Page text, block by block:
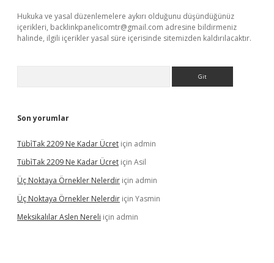
Hukuka ve yasal düzenlemelere aykırı olduğunu düşündüğünüz
içerikleri, backlinkpanelicomtr@gmail.com adresine bildirmeniz
halinde, ilgili içerikler yasal süre içerisinde sitemizden kaldırılacaktır.
Son yorumlar
Tübi̇Tak 2209 Ne Kadar Ücret için admin
Tübi̇Tak 2209 Ne Kadar Ücret için Asil
Üç Noktaya Örnekler Nelerdir için admin
Üç Noktaya Örnekler Nelerdir için Yasmin
Meksikalılar Aslen Nereli için admin